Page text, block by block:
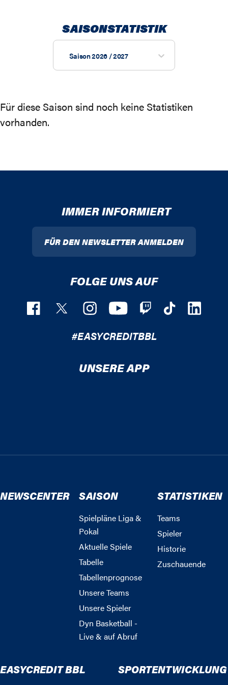
SAISONSTATISTIK
Saison 2026 / 2027
Für diese Saison sind noch keine Statistiken
vorhanden.
IMMER INFORMIERT
FÜR DEN NEWSLETTER ANMELDEN
FOLGE UNS AUF
#EASYCREDITBBL
UNSERE APP
NEWSCENTER SAISON
Spielpläne Liga &
Pokal
Aktuelle Spiele
Tabelle
Tabellenprognose
Unsere Teams
Unsere Spieler
Dyn Basketball -
Live & auf Abruf
STATISTIKEN
Teams
Spieler
Historie
Zuschauende
EASYCREDIT BBL SPORTENTWICKLUNG